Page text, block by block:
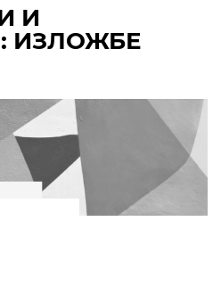
И
ИЗЛОЖБЕ